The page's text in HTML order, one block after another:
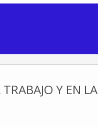
Y EN LA